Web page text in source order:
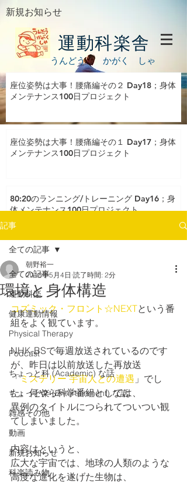
新規お知らせ
運動科楽舎
うんどう かがく しゃ
座位姿勢は大事！腰痛編その２ Day18；身体
メンテナンス100日プロジェクト
座位姿勢は大事！腰痛編その１ Day17；身体
メンテナンス100日プロジェクト
80:20のランニング/トレーニング Day16；身
体メンテナンス100日プロジェクト
記事
全ての記事
運動科楽
健康運動情報
Physical Therapy
Podcast
ちょっと科 (Academic) な話
ちょっと楽 (Entertainment) な話
雑感その他
動画
新規お知らせ
科楽読み物
全ての記事
環境と身体構造
朝野裕一
2018年5月4日 読了時間: 2分
コズミック・フロント☆NEXTという番
組をよく観ています。
NHK-BSで毎週放送されているのです
が、昨日は以前放送した再放送
「ミステリー 宇宙人との遭遇 」でし
た。何やら科学番組としては、
異例のタイトルにつられてついつい観
てしまいました。
内容はというと、
広大な宇宙では、地球の人類のような
高度な進化を遂げた生物は、